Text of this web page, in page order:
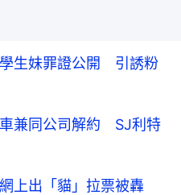
學生妹罪證公開 引誘粉
車兼同公司解約 SJ利特
網上出「貓」拉票被轟